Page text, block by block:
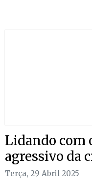
Lidando com
agressivo da
Terça, 29 Abril 2025